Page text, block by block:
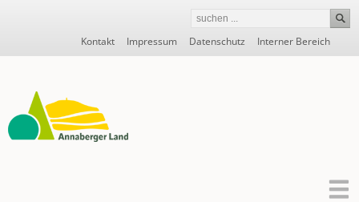
Navigation
überspringen
Kontakt Impressum Datenschutz Interner Bereich